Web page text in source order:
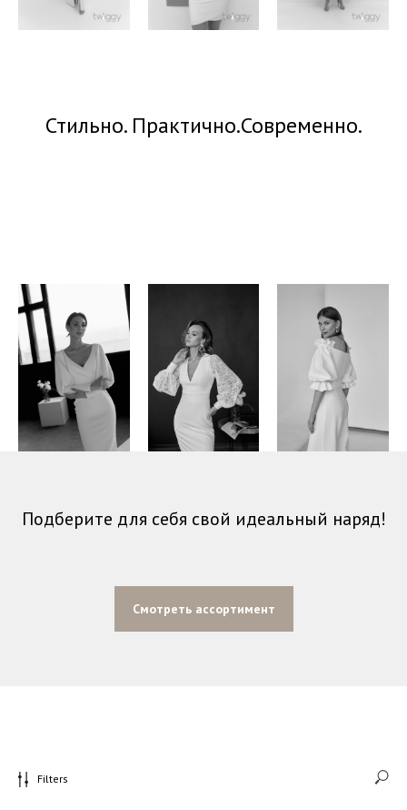
Стильно. Практично.Современно.
Подберите для себя свой идеальный наряд!
Смотреть ассортимент
Filters